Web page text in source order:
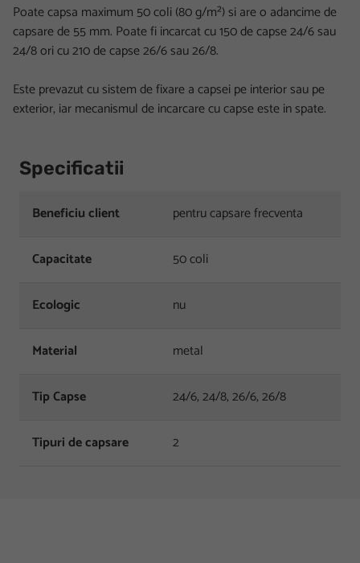
Poate capsa maximum 50 coli (80 g/m²) si are o adancime de
capsare de 55 mm. Poate fi incarcat cu 150 de capse 24/6 sau
24/8 ori cu 210 de capse 26/6 sau 26/8.
Este prevazut cu sistem de fixare a capsei pe interior sau pe
exterior, iar mecanismul de incarcare cu capse este in spate.
Specificatii
Beneficiu client pentru capsare frecventa
Capacitate 50 coli
Ecologic nu
Material metal
Tip Capse 24/6, 24/8, 26/6, 26/8
Tipuri de capsare 2